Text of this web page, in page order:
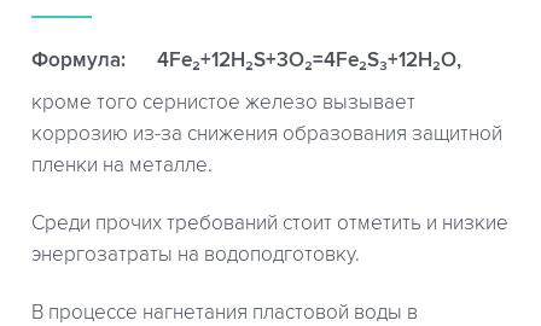
Формула:
4Fe₂+12H₂S+3O₂=4Fe₂S₃+12H₂O,
кроме того сернистое железо вызывает
коррозию из-за снижения образования защитной
пленки на металле.
Среди прочих требований стоит отметить и низкие
энергозатраты на водоподготовку.
В процессе нагнетания пластовой воды в